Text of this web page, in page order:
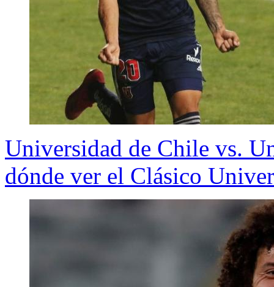
Universidad de Chile vs.
dónde ver el Clásico